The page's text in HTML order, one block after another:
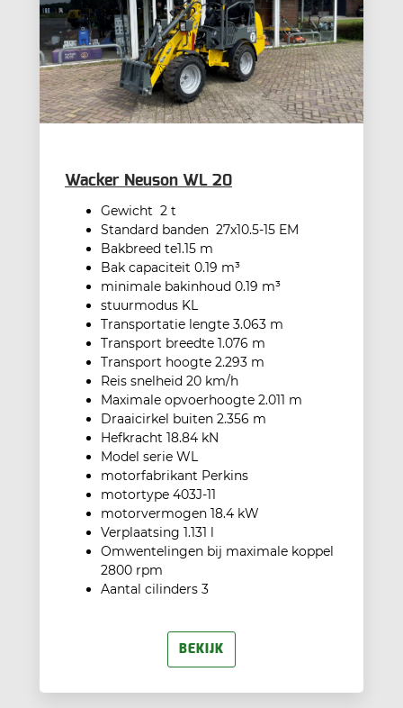
Wacker Neuson WL 20
Gewicht 2 t
Standard banden 27x10.5-15 EM
Bakbreed te1.15 m
Bak capaciteit 0.19 m³
minimale bakinhoud 0.19 m³
stuurmodus KL
Transportatie lengte 3.063 m
Transport breedte 1.076 m
Transport hoogte 2.293 m
Reis snelheid 20 km/h
Maximale opvoerhoogte 2.011 m
Draaicirkel buiten 2.356 m
Hefkracht 18.84 kN
Model serie WL
motorfabrikant Perkins
motortype 403J-11
motorvermogen 18.4 kW
Verplaatsing 1.131 l
Omwentelingen bij maximale koppel
2800 rpm
Aantal cilinders 3
BEKIJK